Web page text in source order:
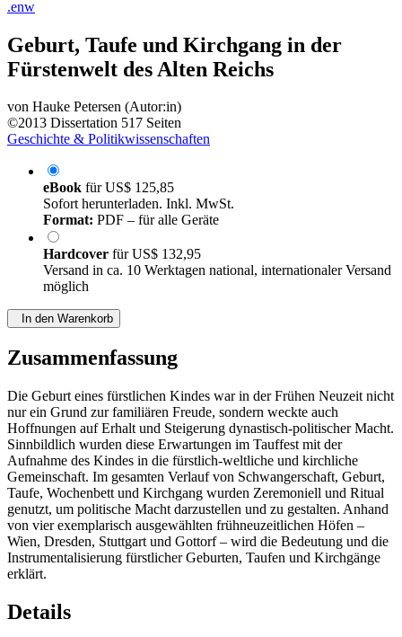
.enw
Geburt, Taufe und Kirchgang in der
Fürstenwelt des Alten Reichs
von Hauke Petersen (Autor:in)
©2013 Dissertation 517 Seiten
Geschichte & Politikwissenschaften
eBook fürUS$ 125,85
Sofort herunterladen. Inkl. MwSt.
Format: PDF – für alle Geräte
Hardcover fürUS$ 132,95
Versand in ca. 10 Werktagen national, internationaler Versand
möglich
In den Warenkorb
Zusammenfassung
Die Geburt eines fürstlichen Kindes war in der Frühen Neuzeit nicht
nur ein Grund zur familiären Freude, sondern weckte auch
Hoffnungen auf Erhalt und Steigerung dynastisch-politischer Macht.
Sinnbildlich wurden diese Erwartungen im Tauffest mit der
Aufnahme des Kindes in die fürstlich-weltliche und kirchliche
Gemeinschaft. Im gesamten Verlauf von Schwangerschaft, Geburt,
Taufe, Wochenbett und Kirchgang wurden Zeremoniell und Ritual
genutzt, um politische Macht darzustellen und zu gestalten. Anhand
von vier exemplarisch ausgewählten frühneuzeitlichen Höfen –
Wien, Dresden, Stuttgart und Gottorf – wird die Bedeutung und die
Instrumentalisierung fürstlicher Geburten, Taufen und Kirchgänge
erklärt.
Details